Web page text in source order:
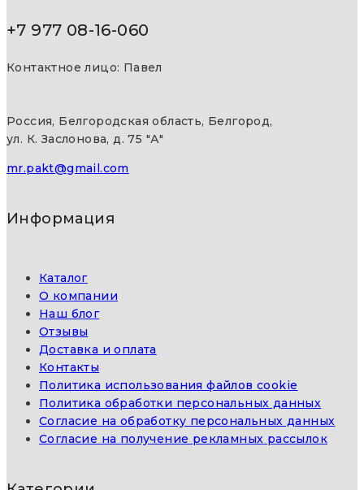
+7 977 08-16-060
Контактное лицо: Павел
Россия, Белгородская область, Белгород,
ул. К. Заслонова, д. 75 "А"
mr.pakt@gmail.com
Информация
Каталог
О компании
Наш блог
Отзывы
Доставка и оплата
Контакты
Политика использования файлов cookie
Политика обработки персональных данных
Согласие на обработку персональных данных
Согласие на получение рекламных рассылок